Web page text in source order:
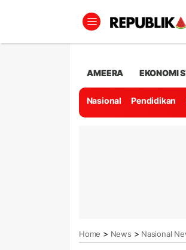
AMEERA EKONOMI
Nasional Pendidikan
Home > News > Nasional